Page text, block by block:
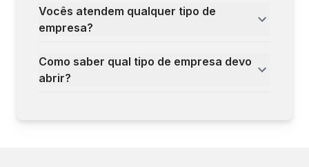
Vocês atendem qualquer tipo de
empresa?
Como saber qual tipo de empresa devo
abrir?